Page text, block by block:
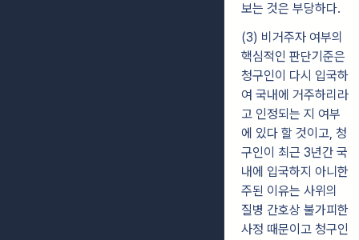
보는 것은 부당하다.
(3) 비거주자 여부의
핵심적인 판단기준은
청구인이 다시 입국하
여 국내에 거주하리라
고 인정되는 지 여부
에 있다 할 것이고, 청
구인이 최근 3년간 국
내에 입국하지 아니한
주된 이유는 사위의
질병 간호상 불가피한
사정 때문이고 청구인